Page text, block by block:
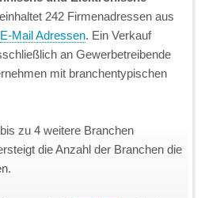
242 Firmenadressen aus
E-Mail Adressen. Ein Verkauf
an Gewerbetreibende
mit branchentypischen
zu 4 weitere Branchen
die Anzahl der Branchen die